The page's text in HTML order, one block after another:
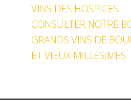
VINS DES HOSPICES
CONSULTER NOTRE
GRANDS VINS DE
ET VIEUX MILLESIMES